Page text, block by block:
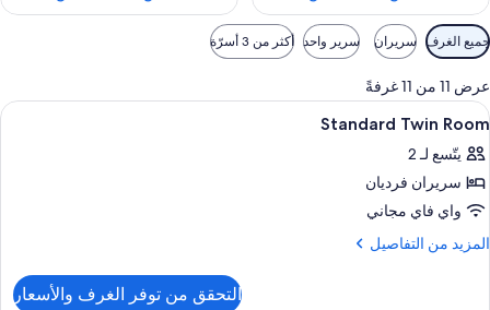
عوامل
التصفية
المتاحة
للغرف
جميع الغرف سريران سرير واحد أكثر من 3 أسرّة
عرض 11 من 11 غرفةً
استعراض
جميع
صور
Standard
Twin
Room
أغطية فراش متميزة وألحفة محشوة
4
Standard Twin Room
يتّسع لـ 2
سريران فرديان
واي فاي مجاني
المزيد من التفاصيل
المزيد
التحقق من توفر الغرف والأسعار